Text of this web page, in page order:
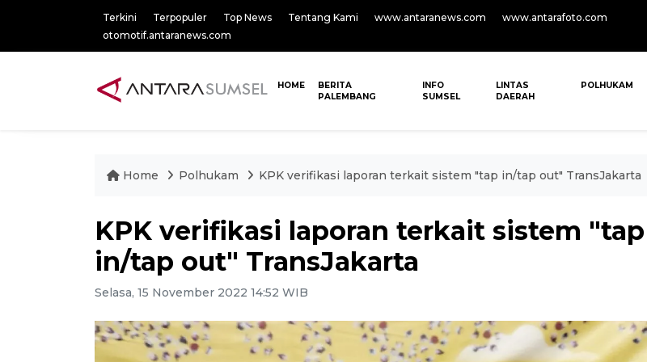
Terkini Terpopuler Top News Tentang Kami www.antaranews.com
www.antarafoto.com
otomotif.antaranews.com
HOME
BERITA
PALEMBANG
INFO
SUMSEL
LINTAS
DAERAH
POLHUKAM
Home Polhukam KPK verifikasi laporan terkait sistem "tap in/tap out" TransJakarta
KPK verifikasi laporan terkait sistem "tap
in/tap out" TransJakarta
Selasa, 15 November 2022 14:52 WIB